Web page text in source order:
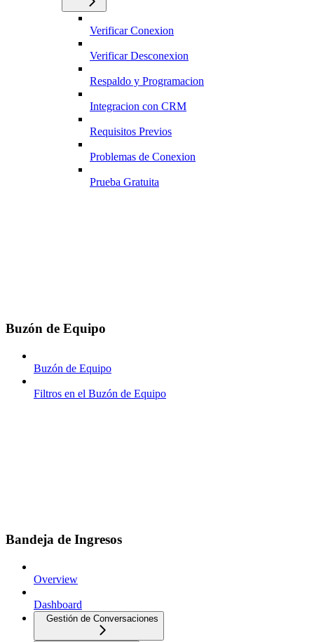
Verificar Conexion
Verificar Desconexion
Respaldo y Programacion
Integracion con CRM
Requisitos Previos
Problemas de Conexion
Prueba Gratuita
Buzón de Equipo
Buzón de Equipo
Filtros en el Buzón de Equipo
Bandeja de Ingresos
Overview
Dashboard
Gestión de Conversaciones